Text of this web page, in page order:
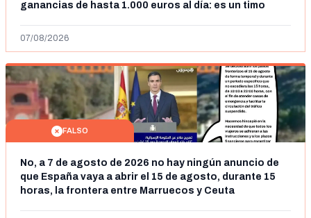
ganancias de hasta 1.000 euros al día: es un timo
07/08/2026
FALSO
No, a 7 de agosto de 2026 no hay ningún anuncio de
que España vaya a abrir el 15 de agosto, durante 15
horas, la frontera entre Marruecos y Ceuta